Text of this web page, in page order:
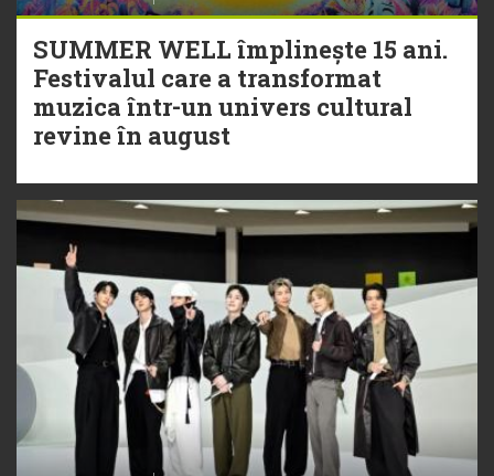
SUMMER WELL împlinește 15 ani.
Festivalul care a transformat
muzica într-un univers cultural
revine în august